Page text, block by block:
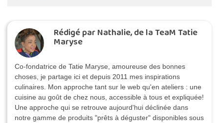
Rédigé par Nathalie, de la TeaM Tatie
Maryse
Co-fondatrice de Tatie Maryse, amoureuse des bonnes
choses, je partage ici et depuis 2011 mes inspirations
culinaires. Mon approche tant sur le web qu'en ateliers : une
cuisine au goût de chez nous, accessible à tous et expliquée!
Une approche qui se retrouve aujourd'hui déclinée dans
notre gamme de produits "prêts à déguster" disponibles sous